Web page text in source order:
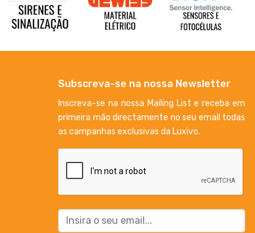
Subscreva-se na nossa Newsletter
Inscreva-se na nossa Mailing List e receba em
primeira mão directamente no seu email todas
as campanhas exclusivas da Luxivo.